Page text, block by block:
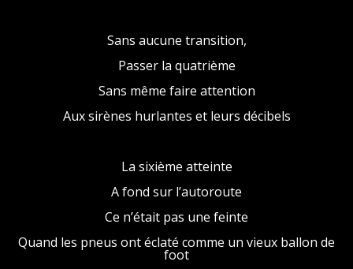
Sans aucune transition,
Passer la quatrième
Sans même faire attention
Aux sirènes hurlantes et leurs décibels
La sixième atteinte
A fond sur l’autoroute
Ce n’était pas une feinte
Quand les pneus ont éclaté comme un vieux ballon de
foot